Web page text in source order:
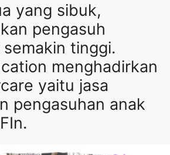
yang sibuk,
pengasuh
tinggi.
menghadirkan
yaitu jasa
pengasuhan anak